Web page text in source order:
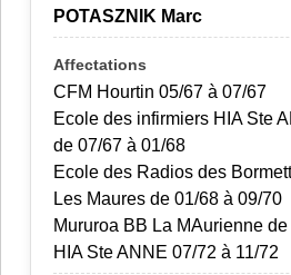
POTASZNIK Marc
CFM Hourtin 05/67 à 07/67
Ecole des infirmiers HIA Ste
de 07/67 à 01/68
Ecole des Radios des
Les Maures de 01/68 à 09/70
Mururoa BB La MAurienne
HIA Ste ANNE 07/72 à 11/72